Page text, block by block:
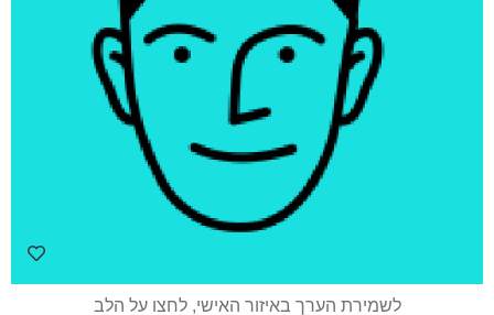
לשמירת הערך באיזור האישי, לחצו על הלב